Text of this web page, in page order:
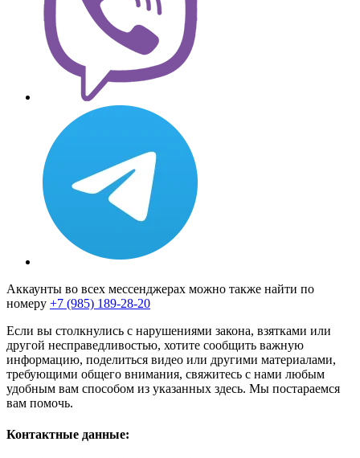
Аккаунты во всех мессенджерах можно также найти по
номеру +7 (985) 189-28-20
Если вы столкнулись с нарушениями закона, взятками или
другой несправедливостью, хотите сообщить важную
информацию, поделиться видео или другими материалами,
требующими общего внимания, свяжитесь с нами любым
удобным вам способом из указанных здесь. Мы постараемся
вам помочь.
Контактные данные: